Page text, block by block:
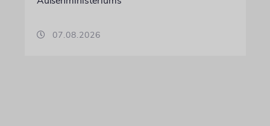
07.08.2026